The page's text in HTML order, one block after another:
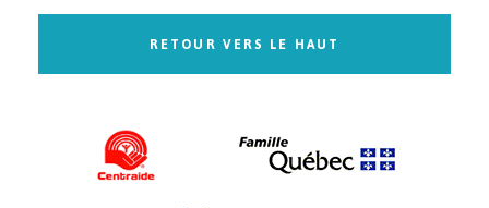
RETOUR VERS LE HAUT